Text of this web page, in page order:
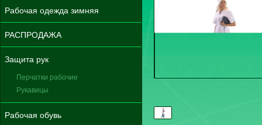
Рабочая одежда зимняя
РАСПРОДАЖА
Защита рук
Перчатки рабочие
Рукавицы
Рабочая обувь